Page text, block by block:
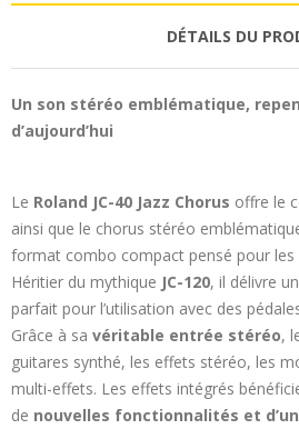
DÉTAILS DU
Un son stéréo emblématique,
d’aujourd’hui
Le Roland JC-40 Jazz Chorus offre le
ainsi que le chorus stéréo
format combo compact pensé pour les
Héritier du mythique JC-120, il délivre
parfait pour l’utilisation avec des
Grâce à sa véritable entrée stéréo,
guitares synthé, les effets stéréo, les
multi-effets. Les effets intégrés
de nouvelles fonctionnalités et